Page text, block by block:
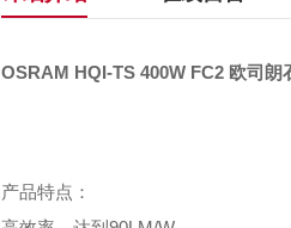
OSRAM HQI-TS 400W FC2 欧司朗
产品特点：